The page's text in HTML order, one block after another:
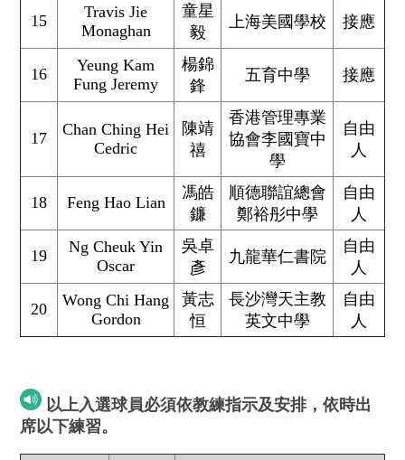
15
Travis Jie
Monaghan
童星
毅
上海美國學校 接應
16
Yeung Kam
Fung Jeremy
楊錦
鋒
五育中學 接應
17
Chan Ching Hei
Cedric
陳靖
禧
香港管理專業
協會李國寶中
學
自由
人
18 Feng Hao Lian
馮皓
鐮
順德聯誼總會
鄭裕彤中學
自由
人
19
Ng Cheuk Yin
Oscar
吳卓
彥
九龍華仁書院
自由
人
20
Wong Chi Hang
Gordon
黃志
恒
長沙灣天主教
英文中學
自由
人
以上入選球員必須依教練指示及安排，依時出
席以下練習。